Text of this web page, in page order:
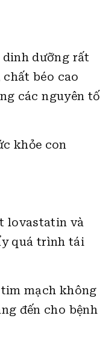
dinh dưỡng rất
béo cao
các nguyên tố
khỏe con
lovastatin và
quá trình tái
mạch không
đến cho bệnh